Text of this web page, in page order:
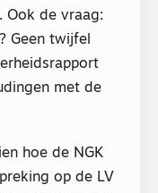
Ook de vraag:
Geen twijfel
met de
hoe de NGK
op de LV